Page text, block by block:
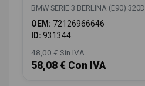
BMW SERIE 3 BERLINA (E90) 320D
OEM: 72126966646
ID: 931344
48,00 € Sin IVA
58,08 € Con IVA